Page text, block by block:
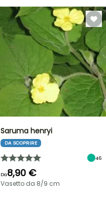
Saruma henryi
DA SCOPRIRE
46
Da8,90 €
Vasetto da 8/9 cm